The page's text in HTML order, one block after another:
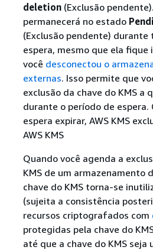
deletion(Exclusão
permanecerá no estado
(Exclusão pendente) durante
espera, mesmo que ela fique
você desconectou o
externas. Isso permite que
exclusão da chave do KMS a
durante o período de espera.
espera expirar, AWS KMS
AWS KMS
Quando você agenda a
KMS de um armazenamento
chave do KMS torna-se
(sujeita a consistência
recursos criptografados com
protegidas pela chave do
até que a chave do KMS seja